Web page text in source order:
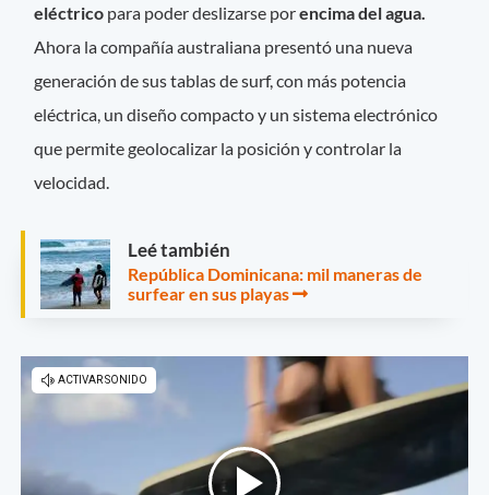
eléctrico para poder deslizarse porencima del agua.
Ahora la compañía australiana presentó una nueva
generación de sus tablas de surf, con más potencia
eléctrica, un diseño compacto y un sistema electrónico
que permite geolocalizar la posición y controlar la
velocidad.
Leé también
República Dominicana: mil maneras de
surfear en sus playas